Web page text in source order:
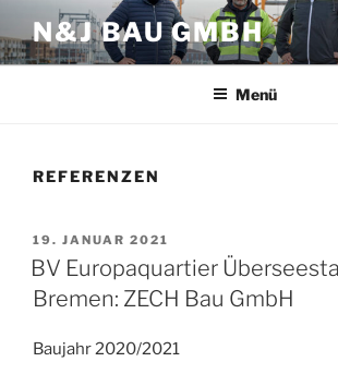
Inhalt
springen
N&J BAU GMBH
Menü
REFERENZEN
VERÖFFENTLICHT
AM
19. JANUAR 2021
BV Europaquartier
Bremen: ZECH Bau GmbH
Baujahr 2020/2021